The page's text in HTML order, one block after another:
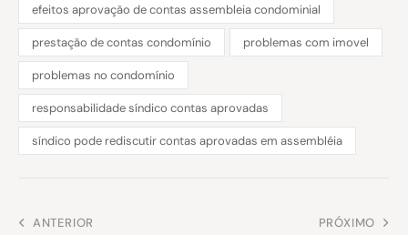
efeitos aprovação de contas assembleia condominial
prestação de contas condomínio problemas com imovel
problemas no condomínio
responsabilidade síndico contas aprovadas
síndico pode rediscutir contas aprovadas em assembléia
ANTERIOR PRÓXIMO